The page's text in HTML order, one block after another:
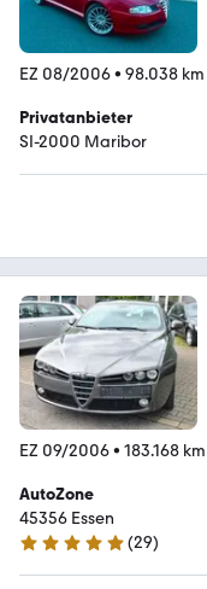
EZ 08/2006• 98.038 km
Privatanbieter
SI-2000 Maribor
EZ 09/2006• 183.168 km
AutoZone
45356 Essen
5 Sterne
(29)